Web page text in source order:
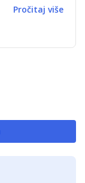
Pročitaj više